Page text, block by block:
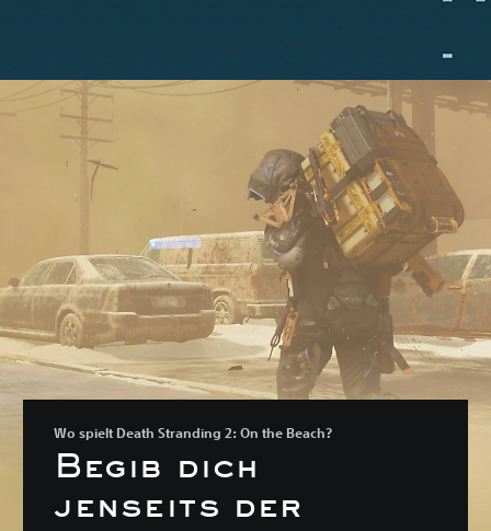
Wo spielt Death Stranding 2: On the Beach?
Begib dich
jenseits der